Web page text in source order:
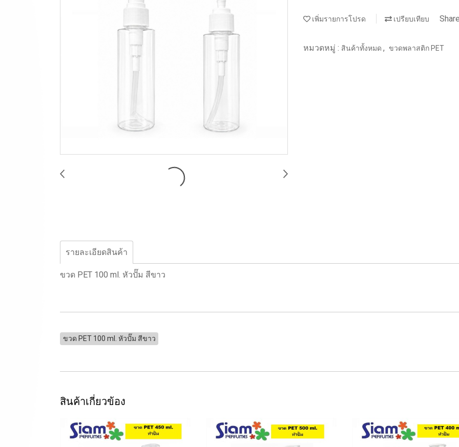
เพิ่มรายการโปรด เปรียบเทียบ
หมวดหมู่ : สินค้าทั้งหมด , ขวดพลาสติก PET
รายละเอียดสินค้า
ขวด PET 100 ml. หัวปั๊ม สีขาว
ขวด PET 100 ml. หัวปั๊ม สีขาว
สินค้าเกี่ยวข้อง